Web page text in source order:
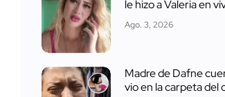
le hizo a Valeria en
Ago. 3, 2026
Madre de Dafne
vio en la carpeta del